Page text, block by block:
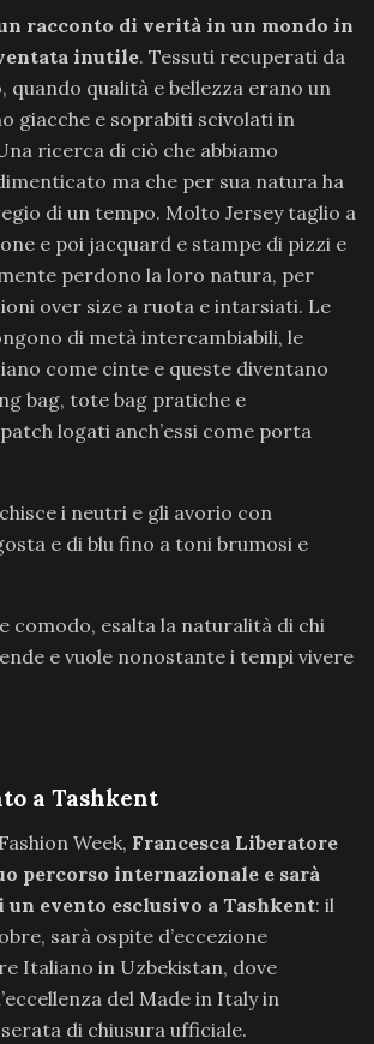
racconto di verità in un mondo in
inutile. Tessuti recuperati da
quando qualità e bellezza erano un
giacche e soprabiti scivolati in
ricerca di ciò che abbiamo
ma che per sua natura ha
di un tempo. Molto Jersey taglio a
e poi jacquard e stampe di pizzi e
perdono la loro natura, per
over size a ruota e intarsiati. Le
di metà intercambiabili, le
come cinte e queste diventano
bag, tote bag pratiche e
logati anch’essi come porta
i neutri e gli avorio con
e di blu fino a toni brumosi e
comodo, esalta la naturalità di chi
e vuole nonostante i tempi vivere
a Tashkent
Week, Francesca Liberatore
percorso internazionale e sarà
evento esclusivo a Tashkent: il
sarà ospite d’eccezione
Italiano in Uzbekistan, dove
del Made in Italy in
di chiusura ufficiale.